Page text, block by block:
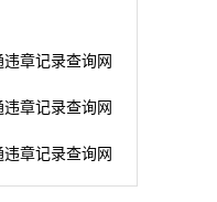
章记录查询网
章记录查询网
章记录查询网